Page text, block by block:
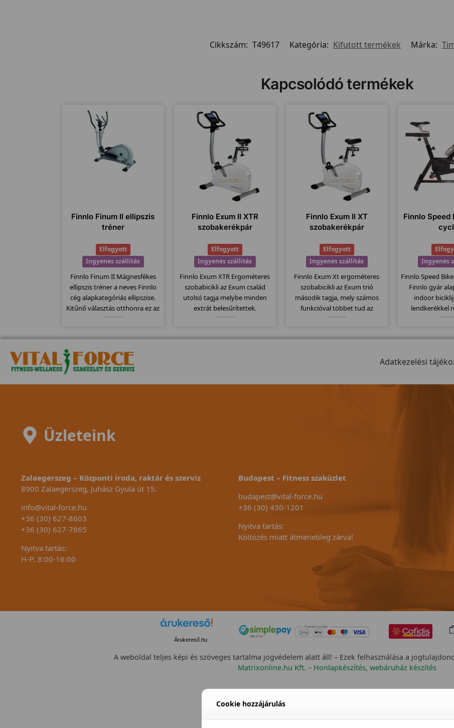
Cikkszám: T49617 Kategória: Kifutott termékek Márka:
Kapcsolódó termékek
Finnlo Finum II ellipszis
tréner
Elfogyott
Ingyenes szállítás
Finnlo Finum II Mágnesfékes
ellipszis tréner a neves Finnlo
cég alapkategóriás ellipszise.
Kitűnő választás otthonra ez az
további 10 erősségi fokozatban
tudjuk állítani a terhelést.
Finnlo Exum II XTR
szobakerékpár
Elfogyott
Ingyenes szállítás
Finnlo Exum XTR Ergométeres
szobabicikli az Exum család
utolsó tagja melybe minden
extrát belesűrítettek.
már jól megszokott német
Finnlo Exum II XT
szobakerékpár
Elfogyott
Ingyenes szállítás
Finnlo Exum Xt ergométeres
szobabicikli az Exum trió
második tagja, mely számos
funkcióval többet tud az
ezáltal szintén 150kg-os
Finnlo Speed
Ingyenes
Finnlo Speed
Finnlo gyár
indoor
lendkerékkel
Kitűnően
meghajtó
Adatkezelési
Üzleteink
Zalaegerszeg – Központi iroda, raktár és szerviz
8900 Zalaegerszeg, Juhász Gyula út 15.
info@vital-force.hu
+36 (30) 627-8603
+36 (30) 627-7865
Nyitva tartás:
H-P: 8:00-16:00
Budapest – Fitness szaküzlet
budapest@vital-force.hu
+36 (30) 430-1201
Nyitva tartás:
Költözés miatt átmenetileg zárva!
Árukereső.hu
A weboldal teljes képi és szöveges tartalma jogvédelem alatt áll! – Ezek felhasználása a
Matrixonline.hu Kft. – Honlapkészítés, webáruház készítés
Cookie hozzájárulás